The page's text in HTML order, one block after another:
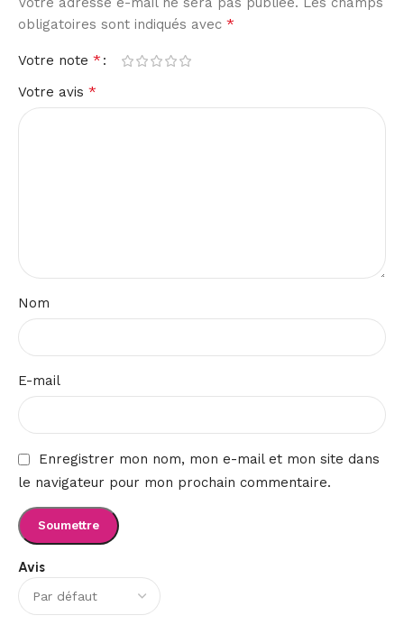
Avis
obligatoires sont indiqués avec *
Votre note *
Votre avis *
Nom
E-mail
Enregistrer mon nom, mon e-mail et mon site dans
le navigateur pour mon prochain commentaire.